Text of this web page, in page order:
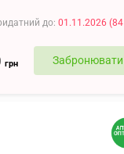
до: 01.11.2026 (84
грн Забронювати